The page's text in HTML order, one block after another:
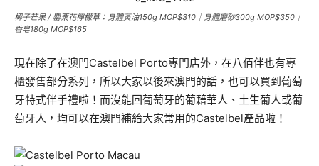
椰子芒果 / 罌粟花檸檬草：身體黃油150g MOP$310｜身體磨砂300g MOP$350｜
香皂180g MOP$165
現在除了在澳門Castelbel Porto專門店外，在八佰伴也有專
櫃發售部分系列，所以大家以後來澳門的話，也可以買到葡萄
牙特式伴手禮啦！而沒能回葡萄牙的葡藉華人、土生葡人或葡
萄牙人，均可以在澳門補給大家常用的Castelbel產品啦！